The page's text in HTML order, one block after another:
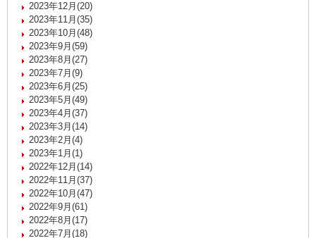
2023年12月(20)
2023年11月(35)
2023年10月(48)
2023年9月(59)
2023年8月(27)
2023年7月(9)
2023年6月(25)
2023年5月(49)
2023年4月(37)
2023年3月(14)
2023年2月(4)
2023年1月(1)
2022年12月(14)
2022年11月(37)
2022年10月(47)
2022年9月(61)
2022年8月(17)
2022年7月(18)